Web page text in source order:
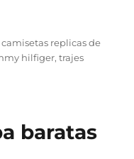
Etiquetas
camisetas replicas de
hilfiger,trajes
baratas